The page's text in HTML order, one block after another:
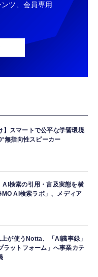
ツ、会員専用
】スマートで公平な学習環境
無指向性スピーカー
AI検索の引用・言及実態を横
AI検索ラボ」、メディア
が使うNotta、「AI議事録」
ラットフォーム」へ事業カテ